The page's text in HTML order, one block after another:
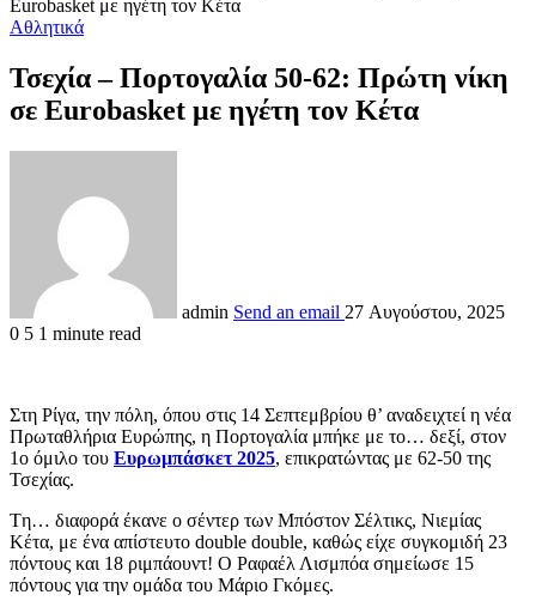
Eurobasket με ηγέτη τον Κέτα
Αθλητικά
Τσεχία – Πορτογαλία 50-62: Πρώτη νίκη
σε Eurobasket με ηγέτη τον Κέτα
admin Send an email 27 Αυγούστου, 2025
0 5 1 minute read
Στη Ρίγα, την πόλη, όπου στις 14 Σεπτεμβρίου θ’ αναδειχτεί η νέα
Πρωταθλήρια Ευρώπης, η Πορτογαλία μπήκε με το… δεξί, στον
1ο όμιλο του Ευρωμπάσκετ 2025, επικρατώντας με 62-50 της
Τσεχίας.
Tη… διαφορά έκανε ο σέντερ των Μπόστον Σέλτικς, Νιεμίας
Κέτα, με ένα απίστευτο double double, καθώς είχε συγκομιδή 23
πόντους και 18 ριμπάουντ! Ο Ραφαέλ Λισμπόα σημείωσε 15
πόντους για την ομάδα του Μάριο Γκόμες.